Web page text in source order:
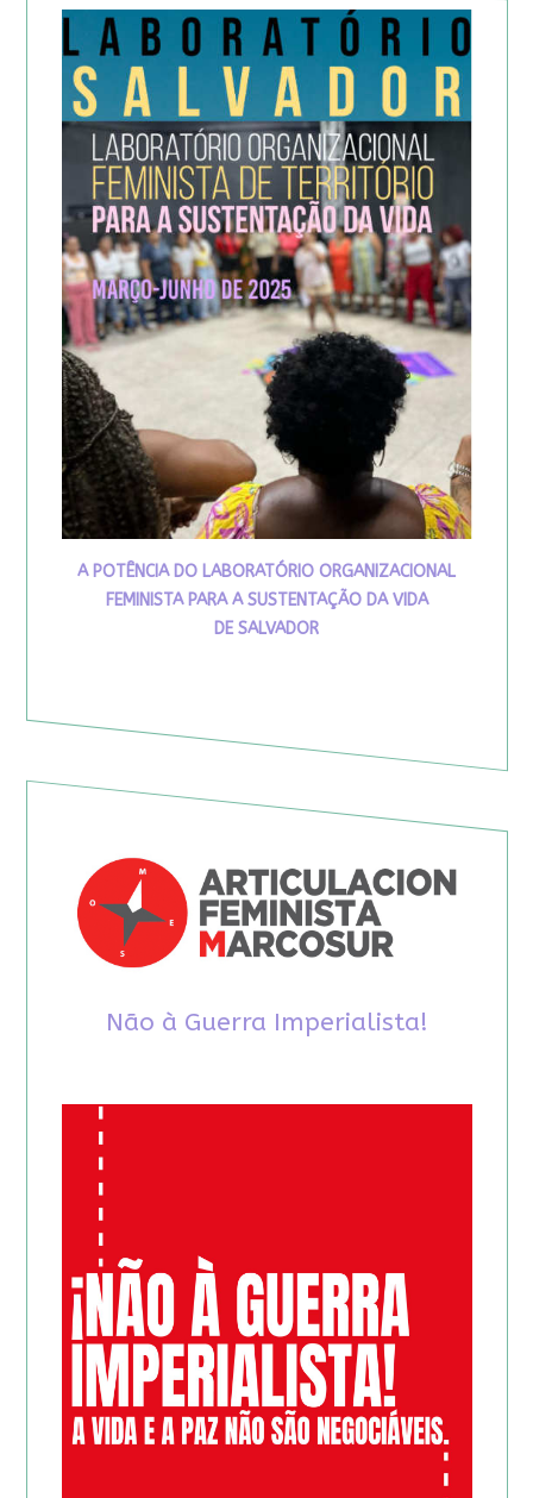
A POTÊNCIA DO LABORATÓRIO ORGANIZACIONAL
FEMINISTA PARA A SUSTENTAÇÃO DA VIDA
DE SALVADOR
Não à Guerra Imperialista!